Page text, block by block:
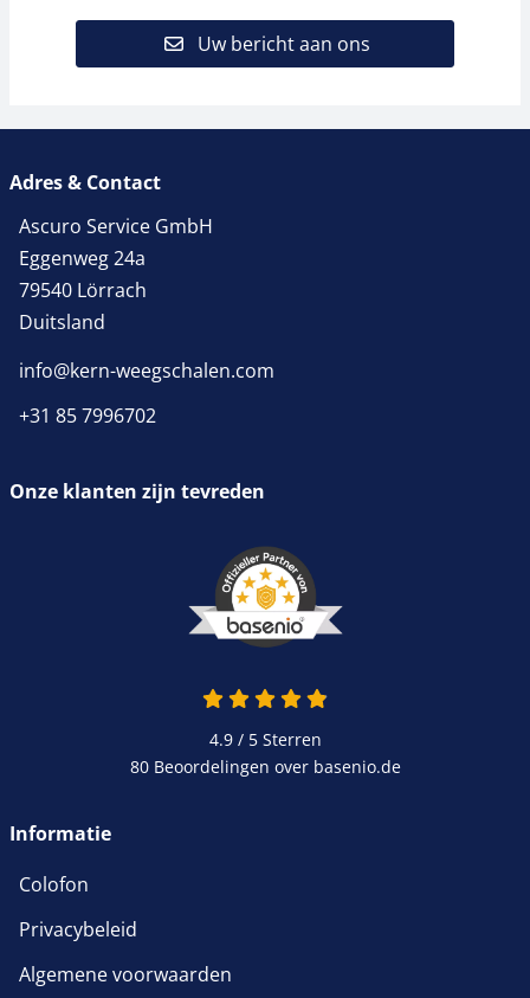
Uw bericht aan ons
Adres & Contact
Ascuro Service GmbH
Eggenweg 24a
79540 Lörrach
Duitsland
info@kern-weegschalen.com
+31 85 7996702
Onze klanten zijn tevreden
4.9 / 5Sterren
80 Beoordelingen over basenio.de
Informatie
Colofon
Privacybeleid
Algemene voorwaarden